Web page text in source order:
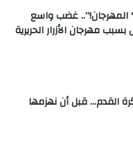
المهرجان!”.. غضب واسع
مهرجان الأزرار الحريرية
القدم… قبل أن نهزمها